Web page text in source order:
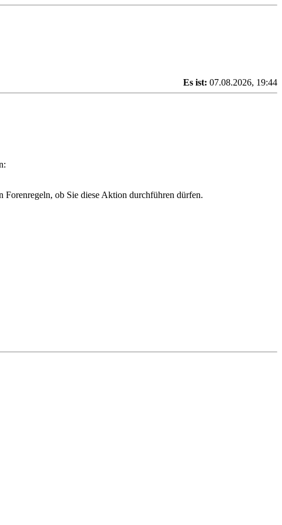
Es ist: 07.08.2026, 19:44
Forenregeln, ob Sie diese Aktion durchführen dürfen.